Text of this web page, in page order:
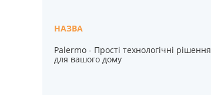
Palermo - Прості технологічні рішення
для вашого дому